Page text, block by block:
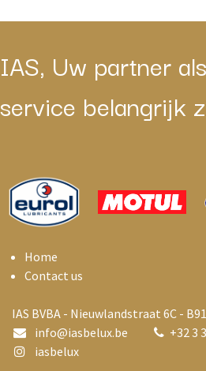
IAS, Uw partner
service belangrijk
Home
Contact us
IAS BVBA - Nieuwlandstraat 6C -
info@iasbelux.be +32 3
iasbelux